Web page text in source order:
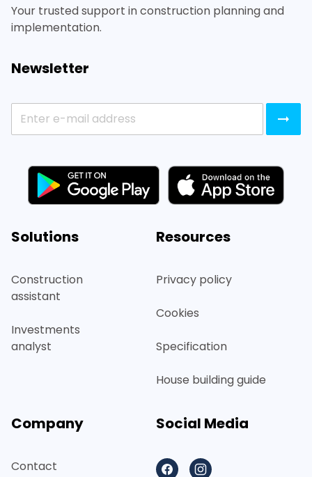
Your trusted support in construction planning and
implementation.
Newsletter
Solutions
Construction
assistant
Investments
analyst
Resources
Privacy policy
Cookies
Specification
House building guide
Company
Contact
Social Media